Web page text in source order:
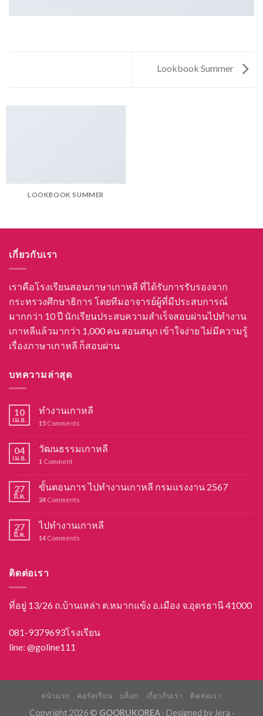
Lookbook Summer
LOOKBOOK SUMMER
เกี่ยวกับเรา
เราคือโรงเรียนสอนภาษาเกาหลี ที่ได้รับการรับรองจาก
กระทรวงศึกษาธิการ โดยทีมอาจารย์ผู้ที่มีประสบการณ์
มากกว่า 10 ปี นักเรียนประสบความสำเร็จสอบผ่านไปทำงาน
เกาหลีแล้วมากว่า 1,000 คน สอนสนุก เข้าใจง่าย ไม่มีความรู้
เรื่องภาษาเกาหลี ก็สอบผ่าน
บทความล่าสุด
10
เม.ย.
ทำงานเกาหลี
15 Comments
04
เม.ย.
วัฒนธรรมเกาหลี
1 Comment
27
มี.ค.
ขั้นตอนการ ไปทำงานเกาหลี กรมแรงงาน 2567
24 Comments
27
มี.ค.
ไปทำงานเกาหลี
14 Comments
ติดต่อเรา
ที่อยู่ 13/26 ถ.บ้านเหล่า ต.หมากแข้ง อ.เมือง จ.อุดรธานี ​41000
081-9379693โรงเรียน
line: @goline111
หน้าแรก คอร์สเรียน บล็อก เกี่ยวกับเรา ติดต่อเรา
Copyright 2026 © GOORUKOREA· Designed by Jera ·